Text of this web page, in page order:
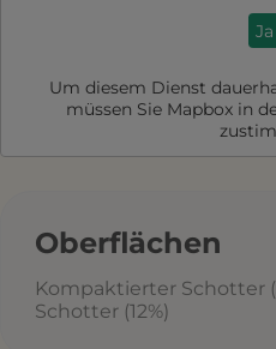
Ja
Um diesem Dienst
müssen Sie Mapboxin
Oberflächen
Kompaktierter Schotter
Schotter (12%)